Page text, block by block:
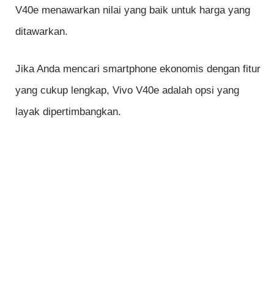
V40e menawarkan nilai yang baik untuk harga yang
ditawarkan.
Jika Anda mencari smartphone ekonomis dengan fitur
yang cukup lengkap, Vivo V40e adalah opsi yang
layak dipertimbangkan.